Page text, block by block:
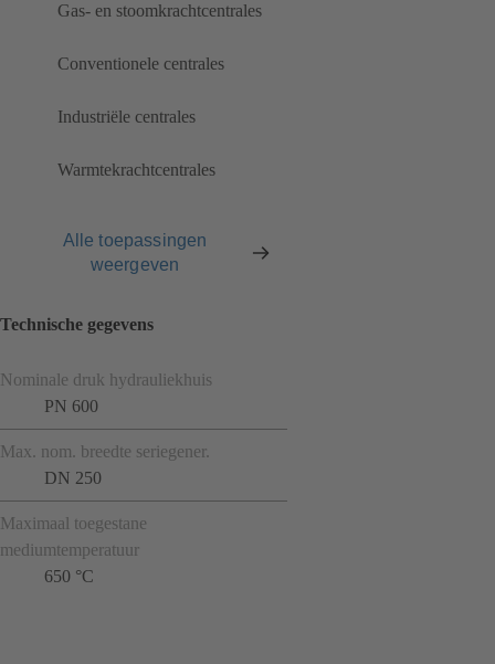
Gas- en stoomkrachtcentrales
Conventionele centrales
Industriële centrales
Warmtekrachtcentrales
Alle toepassingen
weergeven
Technische gegevens
Nominale druk hydrauliekhuis
PN 600
Max. nom. breedte seriegener.
DN 250
Maximaal toegestane
mediumtemperatuur
650 °C